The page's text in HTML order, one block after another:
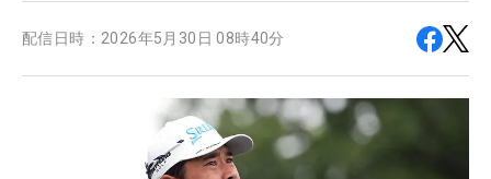
配信日時： 2026年5月30日 08時40分